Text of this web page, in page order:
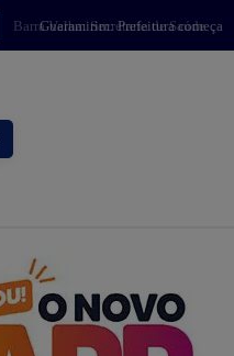
Guaramirim: Prefeitura começa
implantar Muralha Digital com 78